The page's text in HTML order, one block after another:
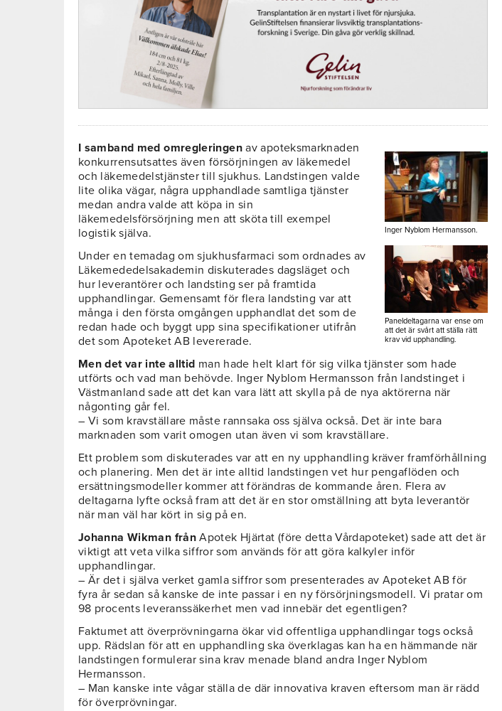
Inger Nyblom Hermansson.
Paneldeltagarna var ense om
att det är svårt att ställa rätt
krav vid upphandling.
I samband med omregleringenav apoteksmarknaden
konkurrensutsattes även försörjningen av läkemedel
och läkemedelstjänster till sjukhus. Landstingen valde
lite olika vägar, några upphandlade samtliga tjänster
medan andra valde att köpa in sin
läkemedelsförsörjning men att sköta till exempel
logistik själva.
Under en temadag om sjukhusfarmaci som ordnades av
Läkemededelsakademin diskuterades dagsläget och
hur leverantörer och landsting ser på framtida
upphandlingar. Gemensamt för flera landsting var att
många i den första omgången upphandlat det som de
redan hade och byggt upp sina specifikationer utifrån
det som Apoteket AB levererade.
Men det var inte alltid man hade helt klart för sig vilka tjänster som hade
utförts och vad man behövde. Inger Nyblom Hermansson från landstinget i
Västmanland sade att det kan vara lätt att skylla på de nya aktörerna när
någonting går fel.
– Vi som kravställare måste rannsaka oss själva också. Det är inte bara
marknaden som varit omogen utan även vi som kravställare.
Ett problem som diskuterades var att en ny upphandling kräver framförhållning
och planering. Men det är inte alltid landstingen vet hur pengaflöden och
ersättningsmodeller kommer att förändras de kommande åren. Flera av
deltagarna lyfte också fram att det är en stor omställning att byta leverantör
när man väl har kört in sig på en.
Johanna Wikman frånApotek Hjärtat (före detta Vårdapoteket) sade att det är
viktigt att veta vilka siffror som används för att göra kalkyler inför
upphandlingar.
– Är det i själva verket gamla siffror som presenterades av Apoteket AB för
fyra år sedan så kanske de inte passar i en ny försörjningsmodell. Vi pratar om
98 procents leveranssäkerhet men vad innebär det egentligen?
Faktumet att överprövningarna ökar vid offentliga upphandlingar togs också
upp. Rädslan för att en upphandling ska överklagas kan ha en hämmande när
landstingen formulerar sina krav menade bland andra Inger Nyblom
Hermansson.
– Man kanske inte vågar ställa de där innovativa kraven eftersom man är rädd
för överprövningar.